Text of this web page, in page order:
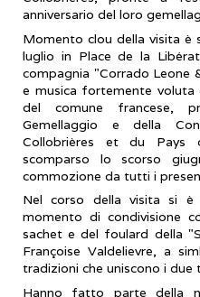
anniversario del loro
​Momento clou della visita è
luglio in Place de la
compagnia "Corrado Leone
e musica fortemente voluta
del comune francese,
Gemellaggio e della
Collobrières et du Pays
scomparso lo scorso
commozione da tutti i
​Nel corso della visita si
momento di condivisione
sachet e del foulard della
Françoise Valdelievre, a
tradizioni che uniscono i due
Hanno fatto parte della